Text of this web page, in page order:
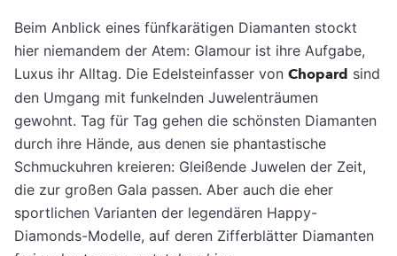
Beim Anblick eines fünfkarätigen Diamanten stockt
hier niemandem der Atem: Glamour ist ihre Aufgabe,
Luxus ihr Alltag. Die Edelsteinfasser von Chopard sind
den Umgang mit funkelnden Juwelenträumen
gewohnt. Tag für Tag gehen die schönsten Diamanten
durch ihre Hände, aus denen sie phantastische
Schmuckuhren kreieren: Gleißende Juwelen der Zeit,
die zur großen Gala passen. Aber auch die eher
sportlichen Varianten der legendären Happy-
Diamonds-Modelle, auf deren Zifferblätter Diamanten